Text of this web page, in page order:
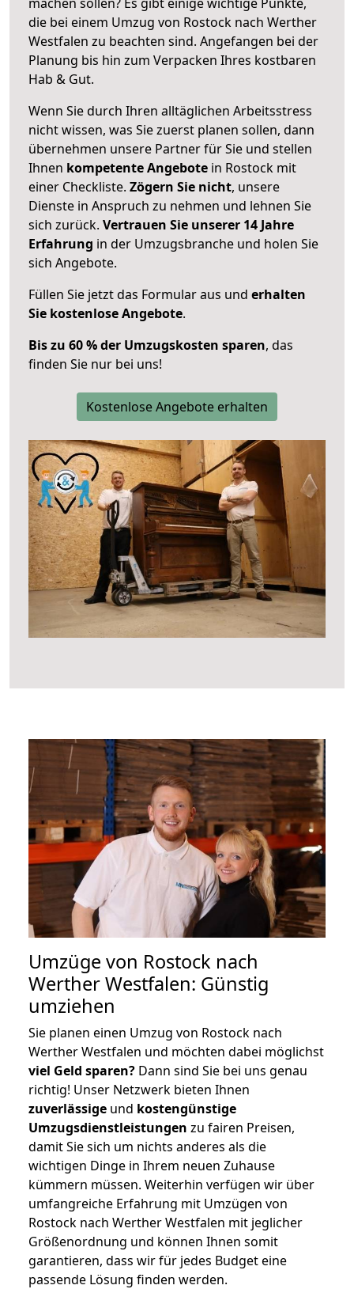
die bei einem Umzug von Rostock nach Werther
Westfalen zu beachten sind. Angefangen bei der
Planung bis hin zum Verpacken Ihres kostbaren
Hab & Gut.
Wenn Sie durch Ihren alltäglichen Arbeitsstress
nicht wissen, was Sie zuerst planen sollen, dann
übernehmen unsere Partner für Sie und stellen
Ihnen kompetente Angebote in Rostock mit
einer Checkliste. Zögern Sie nicht, unsere
Dienste in Anspruch zu nehmen und lehnen Sie
sich zurück. Vertrauen Sie unserer 14 Jahre
Erfahrung in der Umzugsbranche und holen Sie
sich Angebote.
Füllen Sie jetzt das Formular aus und erhalten
Sie kostenlose Angebote.
Bis zu 60 % der Umzugskosten sparen, das
finden Sie nur bei uns!
Kostenlose Angebote erhalten
Umzüge von Rostock nach
Werther Westfalen: Günstig
umziehen
Sie planen einen Umzug von Rostock nach
Werther Westfalen und möchten dabei möglichst
viel Geld sparen? Dann sind Sie bei uns genau
richtig! Unser Netzwerk bieten Ihnen
zuverlässige und kostengünstige
Umzugsdienstleistungen zu fairen Preisen,
damit Sie sich um nichts anderes als die
wichtigen Dinge in Ihrem neuen Zuhause
kümmern müssen. Weiterhin verfügen wir über
umfangreiche Erfahrung mit Umzügen von
Rostock nach Werther Westfalen mit jeglicher
Größenordnung und können Ihnen somit
garantieren, dass wir für jedes Budget eine
passende Lösung finden werden.